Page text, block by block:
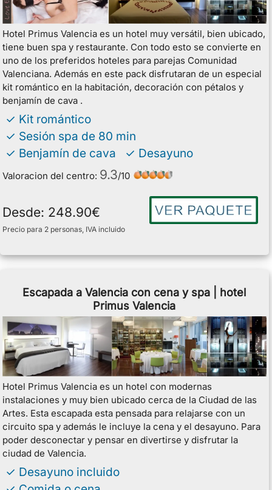
Hotel Primus Valencia es un hotel muy versátil, bien ubicado,
tiene buen spa y restaurante. Con todo esto se convierte en
uno de los preferidos hoteles para parejas Comunidad
Valenciana. Además en este pack disfrutaran de un especial
kit romántico en la habitación, decoración con pétalos y
benjamín de cava .
✓ Kit romántico
✓ Sesión spa de 80 min
✓ Benjamín de cava ✓ Desayuno
Valoracion del centro: 9.3/10
Desde: 248.90€
Precio para 2 personas, IVA incluido
Escapada a Valencia con cena y spa | hotel
Primus Valencia
Hotel Primus Valencia es un hotel con modernas
instalaciones y muy bien ubicado cerca de la Ciudad de las
Artes. Esta escapada esta pensada para relajarse con un
circuito spa y además le incluye la cena y el desayuno. Para
poder desconectar y pensar en divertirse y disfrutar la
ciudad de Valencia.
✓ Desayuno incluido